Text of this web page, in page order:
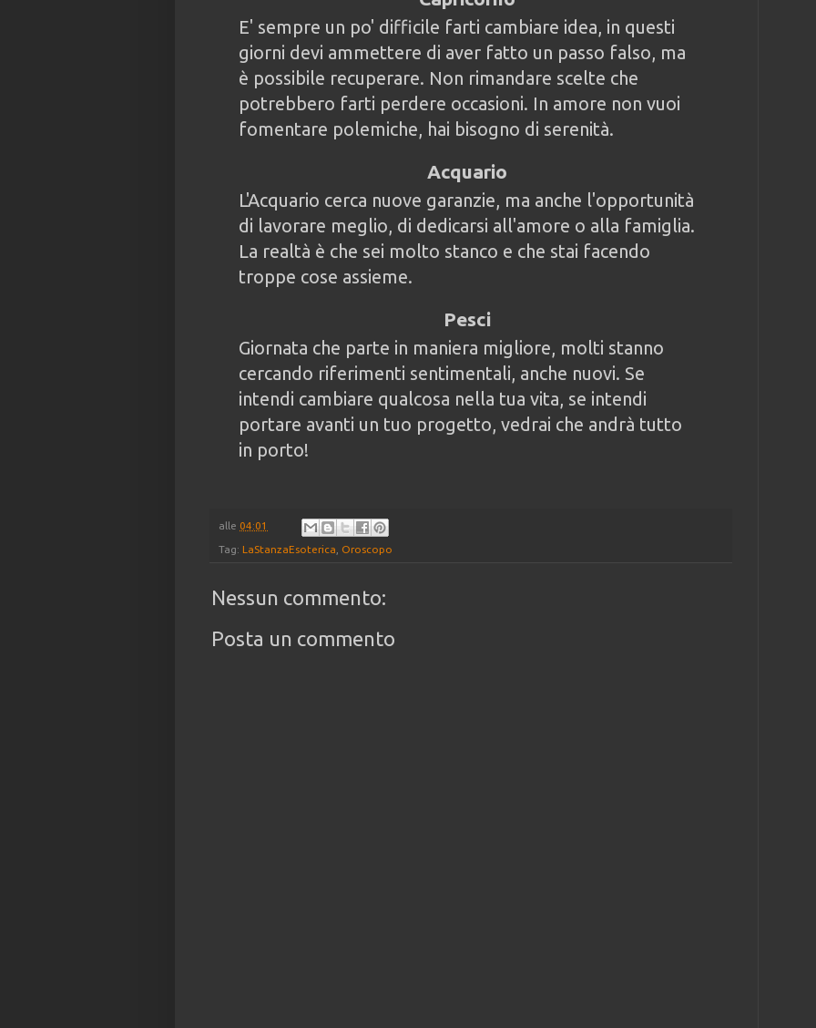
E' sempre un po' difficile farti cambiare idea, in questi
giorni devi ammettere di aver fatto un passo falso, ma
è possibile recuperare. Non rimandare scelte che
potrebbero farti perdere occasioni. In amore non vuoi
fomentare polemiche, hai bisogno di serenità.
Acquario
L'Acquario cerca nuove garanzie, ma anche l'opportunità
di lavorare meglio, di dedicarsi all'amore o alla famiglia.
La realtà è che sei molto stanco e che stai facendo
troppe cose assieme.
Pesci
Giornata che parte in maniera migliore, molti stanno
cercando riferimenti sentimentali, anche nuovi. Se
intendi cambiare qualcosa nella tua vita, se intendi
portare avanti un tuo progetto, vedrai che andrà tutto
in porto!
alle 04:01
Tag: LaStanzaEsoterica Oroscopo
Nessun commento:
Posta un commento